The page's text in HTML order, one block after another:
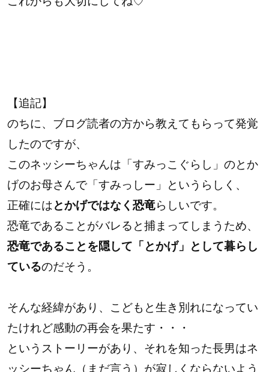
【追記】
のちに、ブログ読者の方から教えてもらって発覚
したのですが、
このネッシーちゃんは「すみっこぐらし」のとか
げのお母さんで「すみっしー」というらしく、
正確にはとかげではなく 恐竜らしいです。
恐竜であることがバレると捕まってしまうため、
恐竜であることを隠して 「とかげ」として暮らし
ているのだそう。
そんな経緯があり、こどもと生き別れになってい
たけれど感動の再会を果たす・・・
というストーリーがあり、それを知った長男はネ
ッシーちゃん（まだ言う）が寂しくならないよう